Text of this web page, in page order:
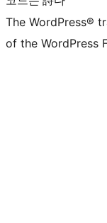
The WordPress®
of the WordPress